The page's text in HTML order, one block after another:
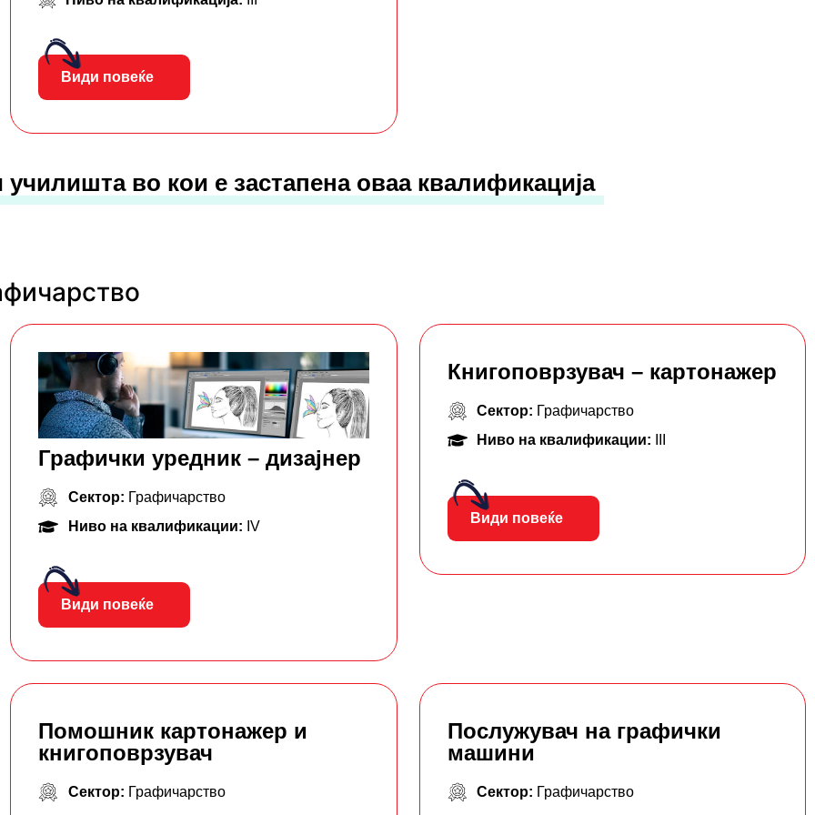
Види повеќе
во кои е застапена оваа квалификација
Графички уредник – дизајнер
Сектор: Графичарство
Ниво на квалификации: IV
Види повеќе
Книгоповрзувач – картонажер
Сектор: Графичарство
Ниво на квалификации:
Види повеќе
Помошник картонажер и
книгоповрзувач
Сектор: Графичарство
Послужувач на графички
машини
Сектор: Графичарство